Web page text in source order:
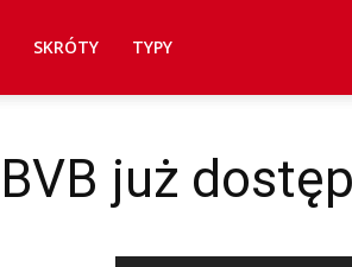
SKRÓTY TYPY
już